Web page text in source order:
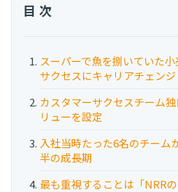
ユーザーインタビュー
お役立
事例
メルマガ
スーパーで魚を捌いていた
サクセスにキャリアチェンジ
カスタマーサクセスチーム
リューを設定
入社当時たった6名のチーム
半の成長期
最も重視することは「NRRの
目次